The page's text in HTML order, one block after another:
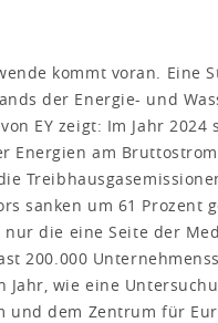
kommt voran. Eine
der Energie- und
EY zeigt: Im Jahr
Energien am
sanken um 61 Prozent
nur die eine Seite der
200.000
Jahr, wie eine
und dem Zentrum für